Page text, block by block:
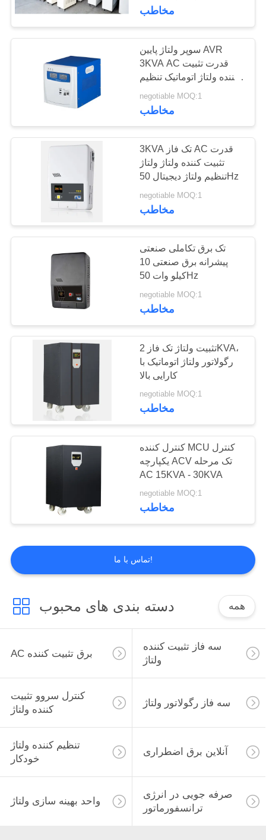
فیلتر هارمونیک
17
دستگاه های برق
اصلاح ضریب
خنثی حذف کنونی
حفاظت از رعد و جعبه
6
مخاطب
سوپر ولتاژ پایین AVR
3KVA AC قدرت تثبیت
کننده ولتاژ اتوماتیک تنظیم
کننده
negotiable MOQ:1
مخاطب
3KVA تک فاز AC قدرت
تثبیت کننده ولتاژ ولتاژ
تنظیم ولتاژ دیجیتال 50Hz
negotiable MOQ:1
مخاطب
تک برق تکاملی صنعتی
پیشرانه برق صنعتی 10
کیلو وات 50Hz
negotiable MOQ:1
مخاطب
تثبیت ولتاژ تک فاز 2KVA،
رگولاتور ولتاژ اتوماتیک با
کارایی بالا
negotiable MOQ:1
مخاطب
کنترل کننده MCU کنترل
یکپارچه ACV تک مرحله
AC 15KVA - 30KVA
negotiable MOQ:1
مخاطب
تماس با ما!
دسته بندی های محبوب همه
AC برق تثبیت کننده
سه فاز تثبیت کننده
ولتاژ
کنترل سروو تثبیت
کننده ولتاژ
سه فاز رگولاتور ولتاژ
تنظیم کننده ولتاژ
خودکار
آنلاین برق اضطراری
واحد بهینه سازی ولتاژ
صرفه جویی در انرژی
ترانسفورماتور